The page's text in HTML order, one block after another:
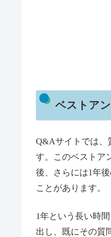
ベストア
Q&Aサイトでは、
す。このベストア
後、さらには1年
ことがあります。
1年という長い時
出し、既にその質